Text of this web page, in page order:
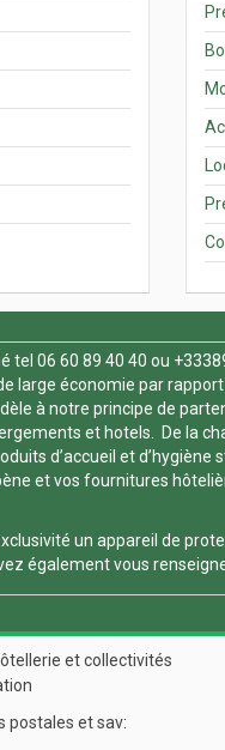
tel 06 60 89 40 40 ou
large économie par
à notre principe de
et hotels. De la
d’accueil et
et vos fournitures
un appareil de
également vous
et collectivités
postales et sav: